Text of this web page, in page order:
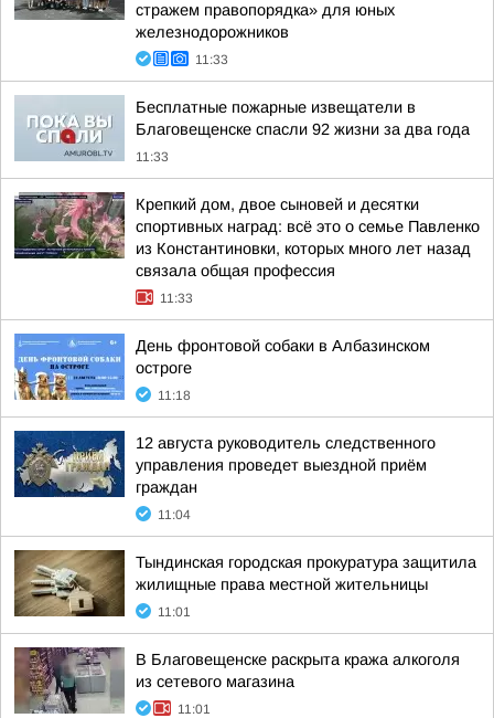
стражем правопорядка» для юных
железнодорожников
11:33
Бесплатные пожарные извещатели в
Благовещенске спасли 92 жизни за два года
11:33
Крепкий дом, двое сыновей и десятки
спортивных наград: всё это о семье Павленко
из Константиновки, которых много лет назад
связала общая профессия
11:33
День фронтовой собаки в Албазинском
остроге
11:18
12 августа руководитель следственного
управления проведет выездной приём
граждан
11:04
Тындинская городская прокуратура защитила
жилищные права местной жительницы
11:01
В Благовещенске раскрыта кража алкоголя
из сетевого магазина
11:01